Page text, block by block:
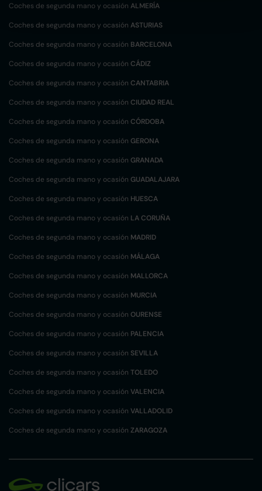
Coches de segunda mano y ocasión ALMERÍA
Coches de segunda mano y ocasión ASTURIAS
Coches de segunda mano y ocasión BARCELONA
Coches de segunda mano y ocasión CÁDIZ
Coches de segunda mano y ocasión CANTABRIA
Coches de segunda mano y ocasión CIUDAD REAL
Coches de segunda mano y ocasión CÓRDOBA
Coches de segunda mano y ocasión GERONA
Coches de segunda mano y ocasión GRANADA
Coches de segunda mano y ocasión GUADALAJARA
Coches de segunda mano y ocasión HUESCA
Coches de segunda mano y ocasión LA CORUÑA
Coches de segunda mano y ocasión MADRID
Coches de segunda mano y ocasión MÁLAGA
Coches de segunda mano y ocasión MALLORCA
Coches de segunda mano y ocasión MURCIA
Coches de segunda mano y ocasión OURENSE
Coches de segunda mano y ocasión PALENCIA
Coches de segunda mano y ocasión SEVILLA
Coches de segunda mano y ocasión TOLEDO
Coches de segunda mano y ocasión VALENCIA
Coches de segunda mano y ocasión VALLADOLID
Coches de segunda mano y ocasión ZARAGOZA